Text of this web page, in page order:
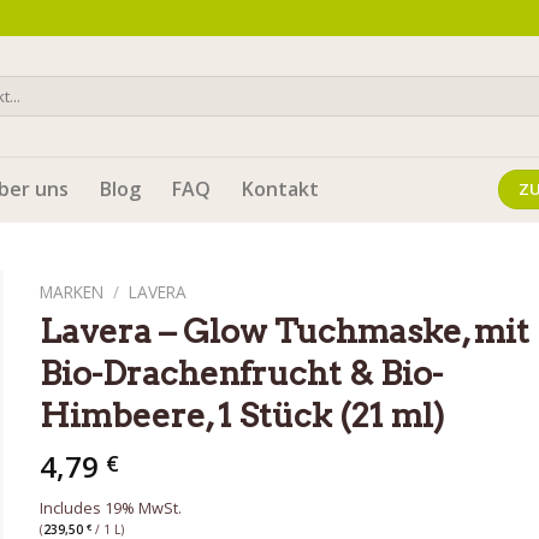
uns Blog FAQ Kontakt
MARKEN / LAVERA
Lavera – Glow Tuchmaske, mit
Bio-Drachenfrucht & Bio-
Himbeere, 1 Stück (21 ml)
4,79 €
Includes 19% MwSt.
(239,50 €/ 1 L)